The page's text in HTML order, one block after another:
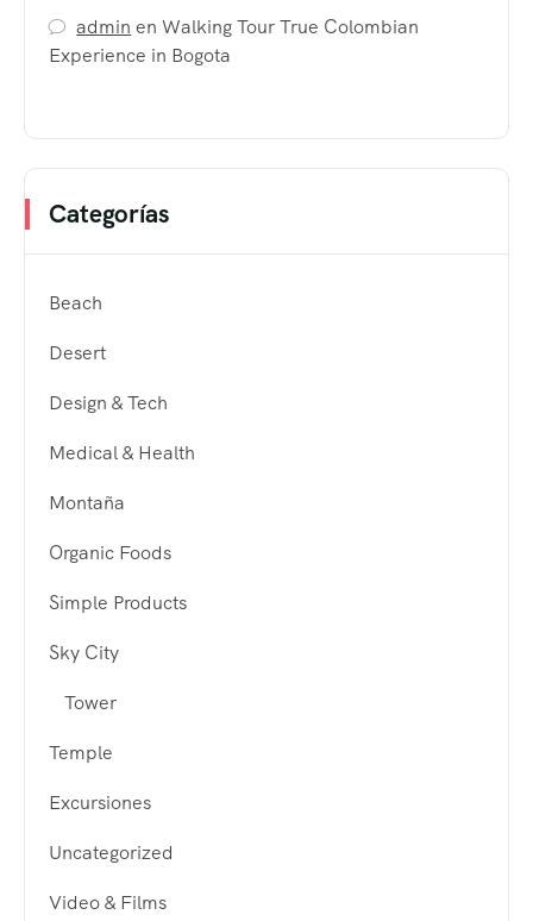
admin enWalking Tour True Colombian
Experience in Bogota
Categorías
Beach
Desert
Design & Tech
Medical & Health
Montaña
Organic Foods
Simple Products
Sky City
Tower
Temple
Excursiones
Uncategorized
Video & Films